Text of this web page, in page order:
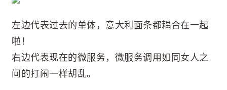
左边代表过去的单体，意大利面条都耦合在一起
啦！
右边代表现在的微服务，微服务调用如同女人之
间的打闹一样胡乱。